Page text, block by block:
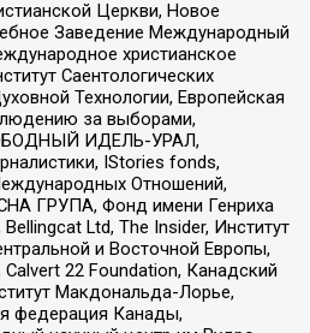
Церкви, Новое
Заведение Международный
христианское
Саентологических
Технологии, Европейская
за выборами,
ИДЕЛЬ-УРАЛ,
IStories fonds,
Отношений,
ГРУПА, Фонд имени Генриха
Ltd, The Insider, Институт
и Восточной Европы,
22 Foundation, Канадский
Макдональда-Лорье,
федерация Канады,